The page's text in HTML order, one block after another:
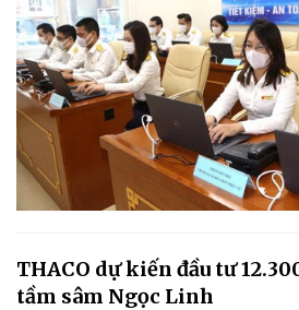
THACO dự kiến đầu tư
tầm sâm Ngọc Linh